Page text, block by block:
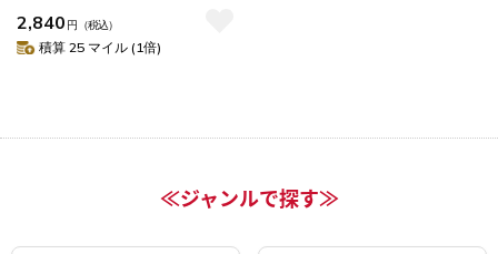
イト) adidas Originals[アディ
ダス オリジナルス]
2,840 円 （税込）
積算 25 マイル (1倍)
≪ジャンルで探す≫